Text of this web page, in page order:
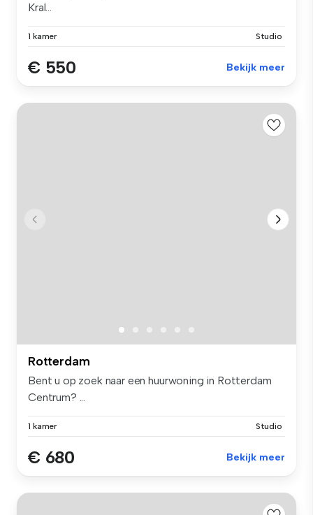
Kral...
1 kamer Studio
€ 550 Bekijk meer
Rotterdam
Bent u op zoek naar een huurwoning in Rotterdam
Centrum? ...
1 kamer Studio
€ 680 Bekijk meer